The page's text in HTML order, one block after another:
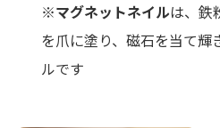
※マグネットネイルは、鉄
を爪に塗り、磁石を当て輝
ルです